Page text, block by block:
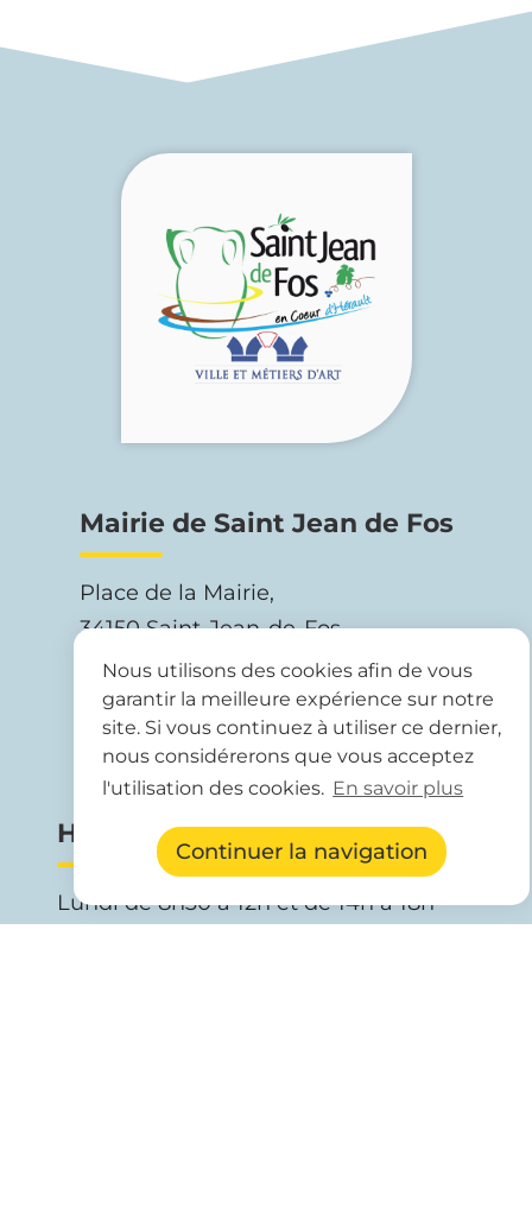
Mairie de Saint Jean de Fos
Place de la Mairie,
34150 Saint-Jean-de-Fos
+33 (0)4 67 57 72 97
Horaires d'ouverture
Lundi de 8h30 à 12h et de 14h à 18h
Nous utilisons des cookies afin de vous
garantir la meilleure expérience sur notre
site. Si vous continuez à utiliser ce dernier,
nous considérerons que vous acceptez
l'utilisation des cookies. En savoir plus
Continuer la navigation